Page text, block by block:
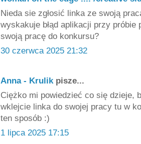
Nieda sie zgłosić linka ze swoją
wyskakuje błąd aplikacji przy próbie
swoją pracę do konkursu?
30 czerwca 2025 21:32
Anna - Krulikpisze...
Ciężko mi powiedzieć co się dzieje,
wklejcie linka do swojej pracy tu w
ten sposób :)
1 lipca 2025 17:15